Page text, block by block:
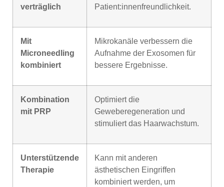
verträglich
Patient:innenfreundlichkeit.
Mit
Microneedling
kombiniert
Mikrokanäle verbessern die
Aufnahme der Exosomen für
bessere Ergebnisse.
Kombination
mit PRP
Optimiert die
Geweberegeneration und
stimuliert das Haarwachstum.
Unterstützende
Therapie
Kann mit anderen
ästhetischen Eingriffen
kombiniert werden, um